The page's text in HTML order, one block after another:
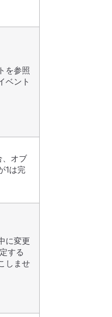
を参照
ベント
、オブ
1は完
に変更
する
しませ